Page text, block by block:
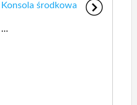
Konsola środkowa
...